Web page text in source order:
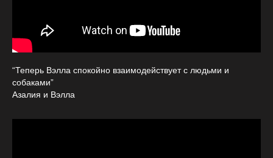
“Теперь Вэлла спокойно взаимодействует с людьми и
собаками”
Азалия и Вэлла